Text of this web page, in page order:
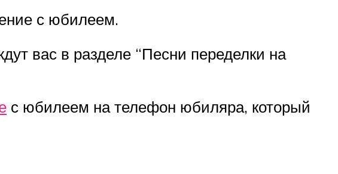
с юбилеем.
вас в разделе “Песни переделки на
с юбилеем на телефон юбиляра, который